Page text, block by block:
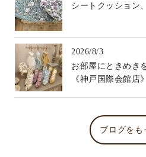
シートクッション
2026/8/3
お部屋にときめき
《神戸国際会館店》
ブログをも